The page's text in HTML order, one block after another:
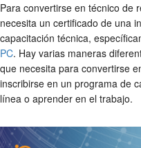
Para convertirse en técnico de
necesita un certificado de una
capacitación técnica,
PC. Hay varias maneras
que necesita para convertirse
inscribirse en un programa de
línea o aprender en el trabajo.